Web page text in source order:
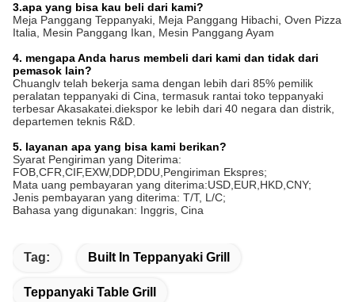
3.apa yang bisa kau beli dari kami?
Meja Panggang Teppanyaki, Meja Panggang Hibachi, Oven Pizza
Italia, Mesin Panggang Ikan, Mesin Panggang Ayam
4. mengapa Anda harus membeli dari kami dan tidak dari
pemasok lain?
Chuanglv telah bekerja sama dengan lebih dari 85% pemilik
peralatan teppanyaki di Cina, termasuk rantai toko teppanyaki
terbesar Akasakatei.diekspor ke lebih dari 40 negara dan distrik,
departemen teknis R&D.
5. layanan apa yang bisa kami berikan?
Syarat Pengiriman yang Diterima:
FOB,CFR,CIF,EXW,DDP,DDU,Pengiriman Ekspres;
Mata uang pembayaran yang diterima:USD,EUR,HKD,CNY;
Jenis pembayaran yang diterima: T/T, L/C;
Bahasa yang digunakan: Inggris, Cina
Tag: Built In Teppanyaki Grill
Teppanyaki Table Grill